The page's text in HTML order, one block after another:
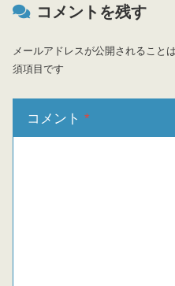
コメントを残す
メールアドレスが公開されること
須項目です
コメント *